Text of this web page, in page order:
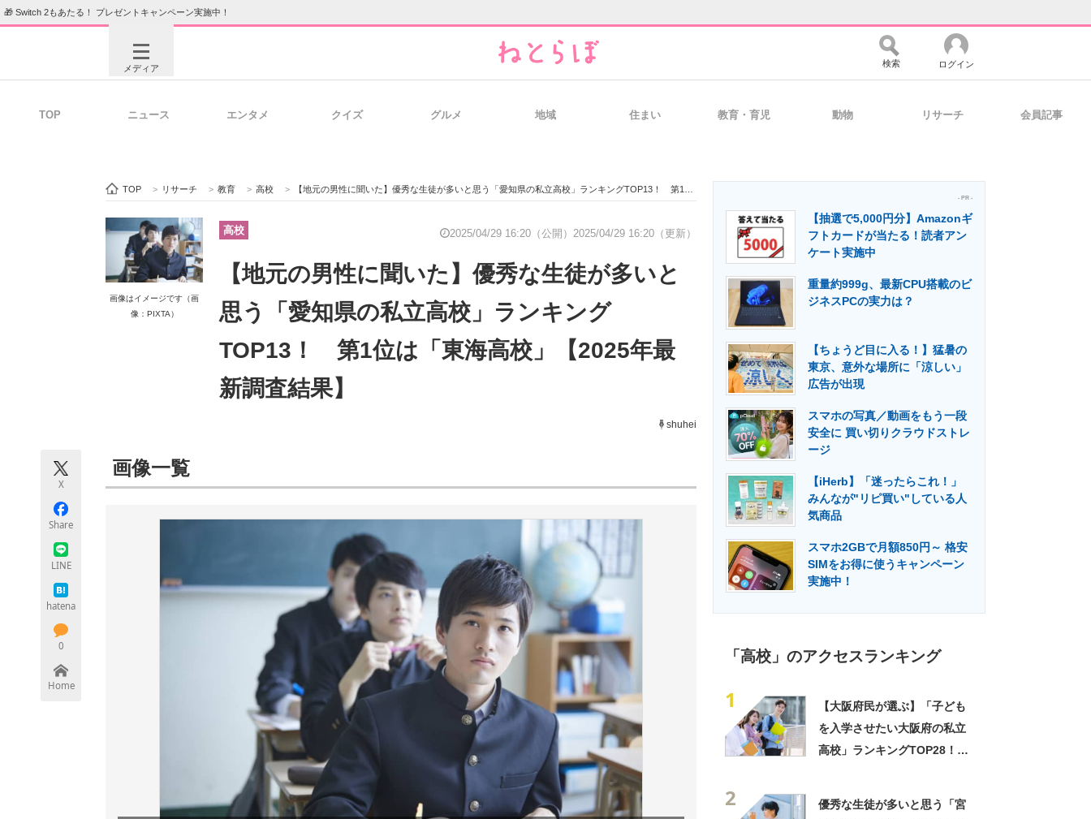
🎁 Switch 2もあたる！ プレゼントキャンペーン実施中！
メディア
ビジネスと働き方のヒント 経営リーダーのコミュニティ マーケ×ITの今がよく分かる
ITエンジニア向け専門サイト 企業向けIT製品の総合サイト 製造業のIT導入・活用を支援
モノづくり技術者専門サイト エレクトロニクス専門サイト エネルギーの専門メディア 建設×テクノロジーの最前線
検索 ログイン
TOP ニュース エンタメ クイズ グルメ 地域 住まい 教育・育児 動物 リサーチ 会員記事
TOP > リサーチ > 教育 > 高校 > 【地元の男性に聞いた】優秀な生徒が多いと思う「愛知県の私立高校」ランキングTOP13！ 第1位は「東海高校」【2025年最新調査結果】
画像はイメージです（画
像：PIXTA）
高校 2025/04/29 16:20（公開） 2025/04/29 16:20（更新）
【地元の男性に聞いた】優秀な生徒が多いと
思う「愛知県の私立高校」ランキング
TOP13！ 第1位は「東海高校」【2025年最
新調査結果】
shuhei
X
Share
LINE
hatena
0
Home
画像一覧
- PR -
【抽選で5,000円分】Amazonギ
フトカードが当たる！読者アン
ケート実施中
重量約999g、最新CPU搭載のビ
ジネスPCの実力は？
【ちょうど目に入る！】猛暑の
東京、意外な場所に「涼しい」
広告が出現
スマホの写真／動画をもう一段
安全に 買い切りクラウドストレ
ージ
【iHerb】「迷ったらこれ！」
みんなが"リピ買い"している人
気商品
スマホ2GBで月額850円～ 格安
SIMをお得に使うキャンペーン
実施中！
「高校」のアクセスランキング
1
【大阪府民が選ぶ】「子ども
を入学させたい大阪府の私立
高校」ランキングTOP28！
2
優秀な生徒が多いと思う「宮